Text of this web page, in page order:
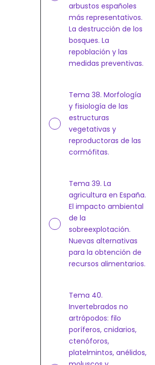
arbustos españoles
más representativos.
La destrucción de los
bosques. La
repoblación y las
medidas preventivas.
Tema 38. Morfología
y fisiología de las
estructuras
vegetativas y
reproductoras de las
cormófitas.
Tema 39. La
agricultura en España.
El impacto ambiental
de la
sobreexplotación.
Nuevas alternativas
para la obtención de
recursos alimentarios.
Tema 40.
Invertebrados no
artrópodos: filo
poríferos, cnidarios,
ctenóforos,
platelmintos, anélidos,